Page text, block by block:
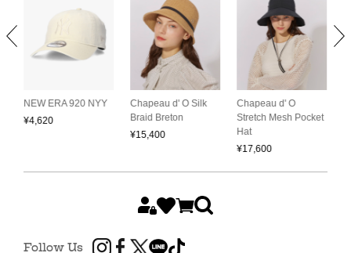
NEW ERA 920 NYY
¥4,620
Chapeau d' O Silk
Braid Breton
¥15,400
Chapeau d' O
Stretch Mesh Pocket
Hat
¥17,600
Follow Us